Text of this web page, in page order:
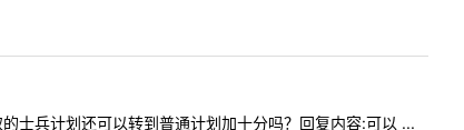
兵计划还可以转到普通计划加十分吗？回复内容:可以 ...